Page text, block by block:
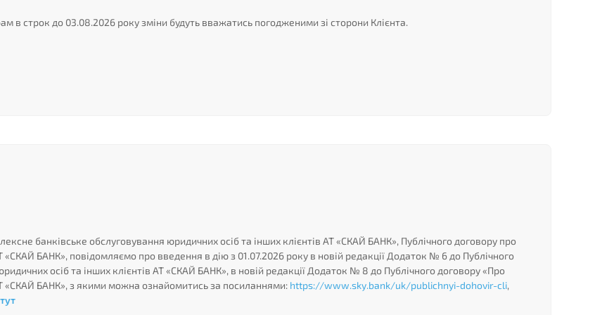
в строк до 03.08.2026 року зміни будуть вважатись погодженими зі сторони Клієнта.
банківське обслуговування юридичних осіб та інших клієнтів АТ «СКАЙ БАНК», Публічного договору про
БАНК», повідомляємо про введення в дію з 01.07.2026 року в новій редакції Додаток № 6 до Публічного
осіб та інших клієнтів АТ «СКАЙ БАНК», в новій редакції Додаток № 8 до Публічного договору «Про
«СКАЙ БАНК», з якими можна ознайомитись за посиланнями: https://www.sky.bank/uk/publichnyi-dohovir-cli,
тут